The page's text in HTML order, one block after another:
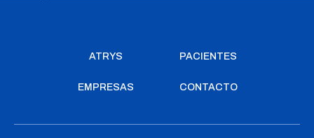
ATRYS PACIENTES
EMPRESAS CONTACTO